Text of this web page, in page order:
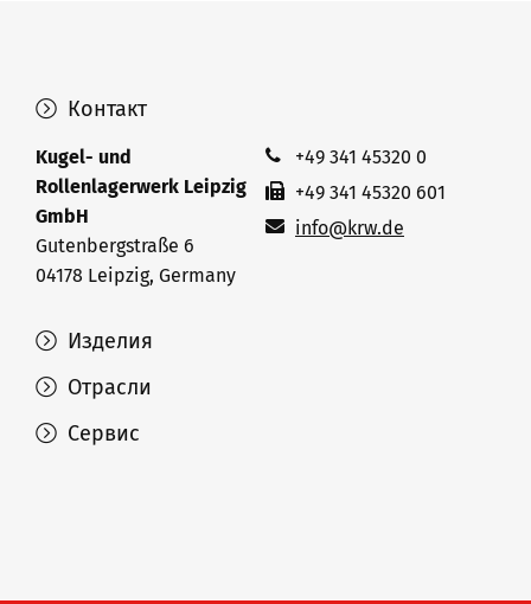
Изделия
Отрасли
Сервис
Контакт
Kugel- und
Rollenlagerwerk Leipzig
GmbH
Gutenbergstraße 6
04178 Leipzig, Germany
+49 341 45320 0
+49 341 45320 601
info@krw.de